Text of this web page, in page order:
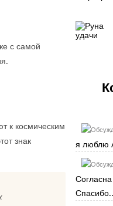
с самой
к космическим
знак
я люблю